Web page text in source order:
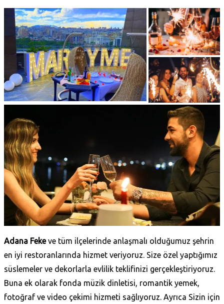
Adana Fekeve tüm ilçelerinde anlaşmalı olduğumuz şehrin
en iyi restoranlarında hizmet veriyoruz. Size özel yaptığımız
süslemeler ve dekorlarla evlilik teklifinizi gerçekleştiriyoruz.
Buna ek olarak fonda müzik dinletisi, romantik yemek,
fotoğraf ve video çekimi hizmeti sağlıyoruz. Ayrıca Sizin için